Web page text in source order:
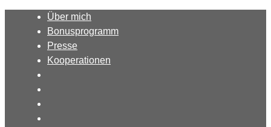
springen
Über mich
Bonusprogramm
Presse
Kooperationen